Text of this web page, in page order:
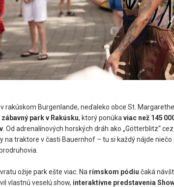
rakúskom Burgenlande, neďaleko obce St.
park v Rakúsku, ktorý ponúka viac než 145
. Od adrenalínových horských dráh ako „Götterblitz“
na traktore v časti Bauernhof – tu si každý nájde niečo
ožije park ešte viac. Na rímskom pódiu čaká
vlastnú veselú show, interaktívne predstavenia